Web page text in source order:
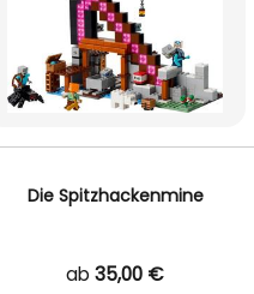
Die Spitzhackenmine
ab 35,00 €